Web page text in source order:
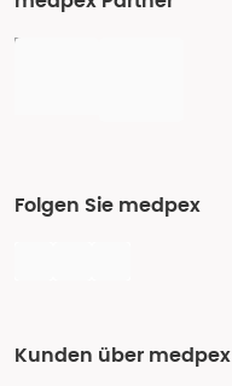
Folgen Sie medpex
Kunden über medpex